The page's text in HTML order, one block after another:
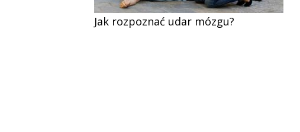
Jak rozpoznać udar mózgu?